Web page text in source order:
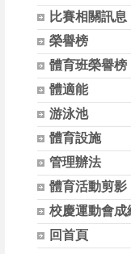
比賽相關訊息
榮譽榜
體育班榮譽榜
體適能
游泳池
體育設施
管理辦法
體育活動剪影
校慶運動會成
回首頁